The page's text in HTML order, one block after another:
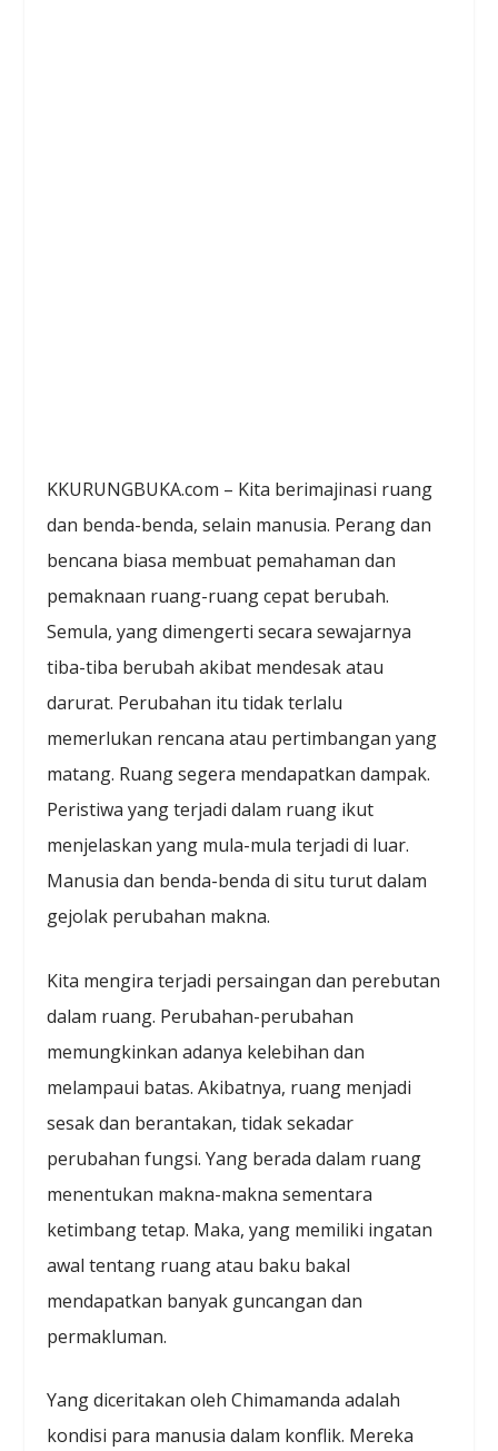
KKURUNGBUKA.com – Kita berimajinasi ruang
dan benda-benda, selain manusia. Perang dan
bencana biasa membuat pemahaman dan
pemaknaan ruang-ruang cepat berubah.
Semula, yang dimengerti secara sewajarnya
tiba-tiba berubah akibat mendesak atau
darurat. Perubahan itu tidak terlalu
memerlukan rencana atau pertimbangan yang
matang. Ruang segera mendapatkan dampak.
Peristiwa yang terjadi dalam ruang ikut
menjelaskan yang mula-mula terjadi di luar.
Manusia dan benda-benda di situ turut dalam
gejolak perubahan makna.
Kita mengira terjadi persaingan dan perebutan
dalam ruang. Perubahan-perubahan
memungkinkan adanya kelebihan dan
melampaui batas. Akibatnya, ruang menjadi
sesak dan berantakan, tidak sekadar
perubahan fungsi. Yang berada dalam ruang
menentukan makna-makna sementara
ketimbang tetap. Maka, yang memiliki ingatan
awal tentang ruang atau baku bakal
mendapatkan banyak guncangan dan
permakluman.
Yang diceritakan oleh Chimamanda adalah
kondisi para manusia dalam konflik. Mereka